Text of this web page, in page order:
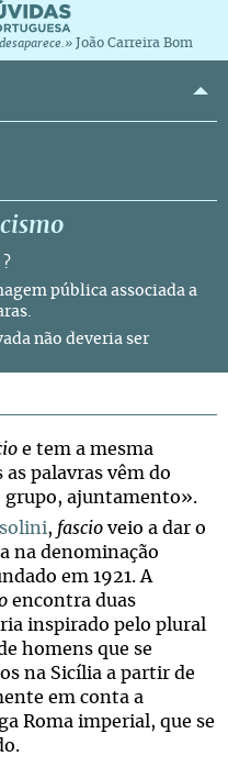
João Carreira Bom
?
pública associada a
não deveria ser
e tem a mesma
as palavras vêm do
grupo, ajuntamento».
, fascio veio a dar o
na denominação
em 1921. A
encontra duas
inspirado pelo plural
homens que se
na Sicília a partir de
em conta a
Roma imperial, que se